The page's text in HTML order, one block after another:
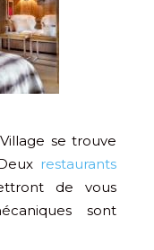
se trouve
restaurants
de vous
sont